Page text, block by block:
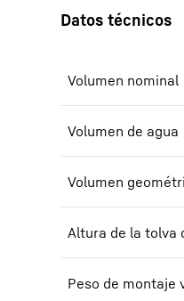
Volumen nominal
Volumen de agua
Volumen
Altura de la tolva
Peso de montaje